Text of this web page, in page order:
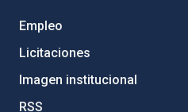
Empleo
Licitaciones
Imagen institucional
RSS